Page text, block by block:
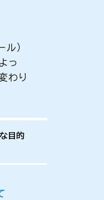
ル）
っ
わり
目的